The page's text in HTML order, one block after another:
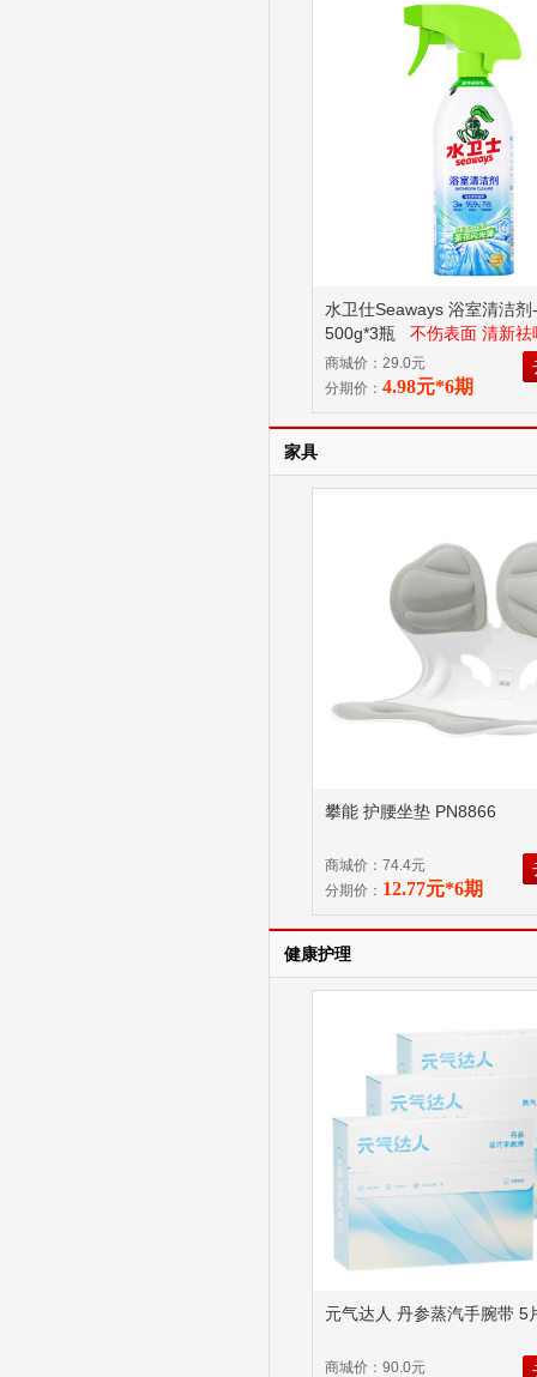
水卫仕Seaways 浴室清洁剂
500g*3瓶
不伤表面 清新祛
商城价：29.0元
分期价： 4.98元*6期
家具
攀能 护腰坐垫 PN8866
商城价：74.4元
分期价： 12.77元*6期
健康护理
元气达人 丹参蒸汽手腕带 5
商城价：90.0元